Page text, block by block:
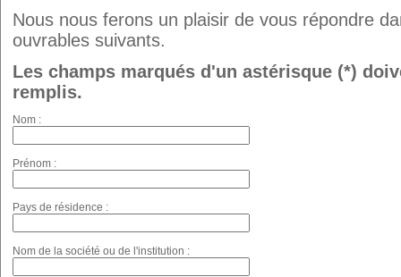
Nous nous ferons un plaisir de vous répondre
ouvrables suivants.
Les champs marqués d'un astérisque (*)
remplis.
Nom :
Prénom :
Pays de résidence :
Nom de la société ou de l'institution :